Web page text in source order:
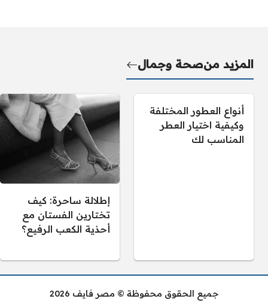
المزيد منصحة وجمال
أنواع العطور المختلفة
وكيفية اختيار العطر
المناسب لك
إطلالة ساحرة: كيف
تختارين الفستان مع
أحذية الكعب الرفيع؟
جميع الحقوق محفوظة © مصر فايف 2026